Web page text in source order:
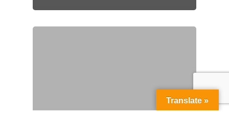
Translate »